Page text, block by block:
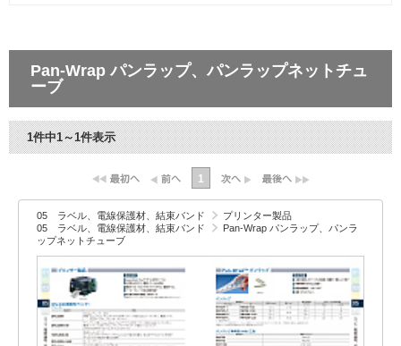
Pan-Wrap パンラップ、パンラップネットチュ
ーブ
1件中1～1件表示
1
05 ラベル、電線保護材、結束バンド
プリンター製品
05 ラベル、電線保護材、結束バンド
Pan-Wrap パンラップ、パンラ
ップネットチューブ